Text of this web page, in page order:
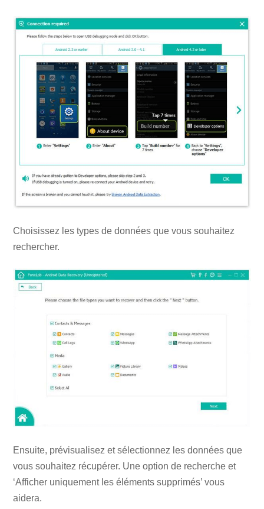
Choisissez les types de données que vous souhaitez
rechercher.
Ensuite, prévisualisez et sélectionnez les données que
vous souhaitez récupérer. Une option de recherche et
‘Afficher uniquement les éléments supprimés’ vous
aidera.